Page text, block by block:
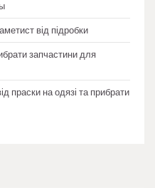
від підробки
запчастини для
праски на одязі та прибрати